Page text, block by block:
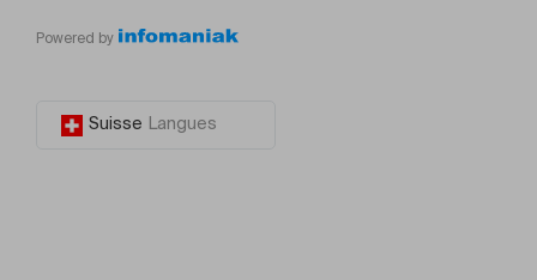
Powered by
Suisse Langues